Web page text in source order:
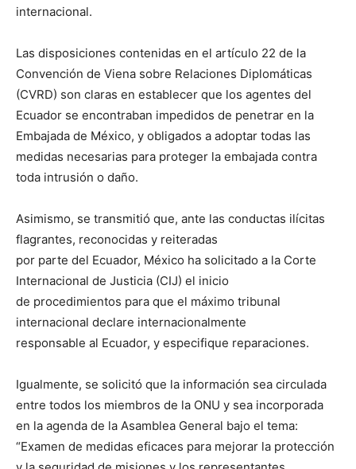
internacional.
Las disposiciones contenidas en el artículo 22 de la
Convención de Viena sobre Relaciones Diplomáticas
(CVRD) son claras en establecer que los agentes del
Ecuador se encontraban impedidos de penetrar en la
Embajada de México, y obligados a adoptar todas las
medidas necesarias para proteger la embajada contra
toda intrusión o daño.
Asimismo, se transmitió que, ante las conductas ilícitas
flagrantes, reconocidas y reiteradas
por parte del Ecuador, México ha solicitado a la Corte
Internacional de Justicia (CIJ) el inicio
de procedimientos para que el máximo tribunal
internacional declare internacionalmente
responsable al Ecuador, y especifique reparaciones.
Igualmente, se solicitó que la información sea circulada
entre todos los miembros de la ONU y sea incorporada
en la agenda de la Asamblea General bajo el tema:
“Examen de medidas eficaces para mejorar la protección